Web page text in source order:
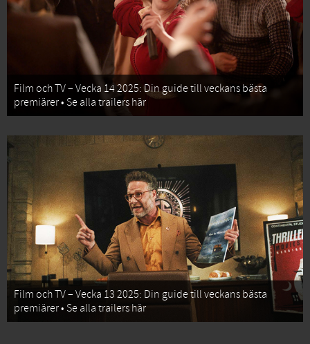
Film och TV – Vecka 14 2025: Din guide till veckans bästa
premiärer • Se alla trailers här
Film och TV – Vecka 13 2025: Din guide till veckans bästa
premiärer • Se alla trailers här